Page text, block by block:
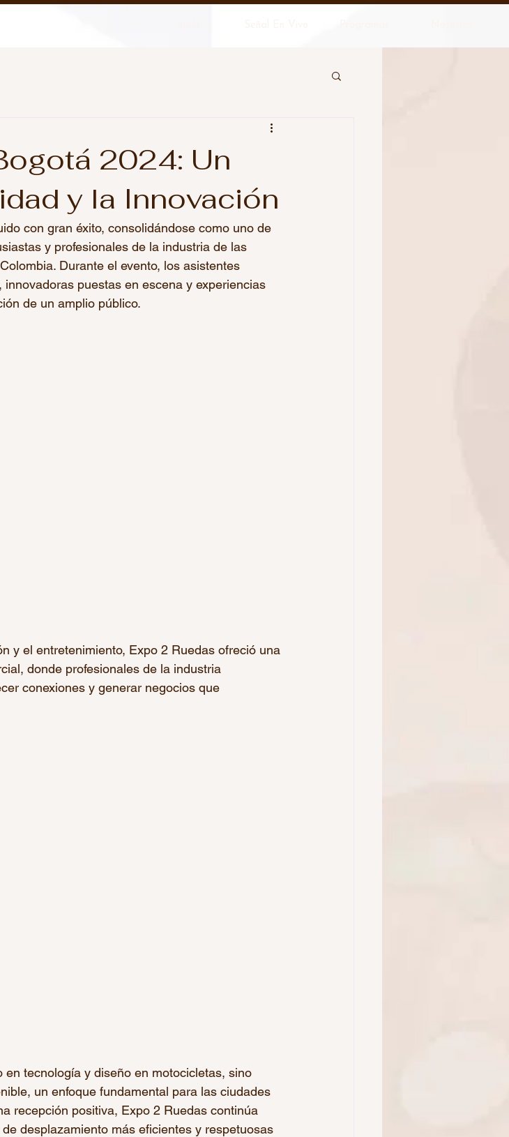
2024: Un
y la Innovación
con gran éxito, consolidándose como uno de
y profesionales de la industria de las
Durante el evento, los asistentes
puestas en escena y experiencias
de un amplio público.
y el entretenimiento, Expo 2 Ruedas ofreció una
donde profesionales de la industria
conexiones y generar negocios que
tecnología y diseño en motocicletas, sino
un enfoque fundamental para las ciudades
recepción positiva, Expo 2 Ruedas continúa
desplazamiento más eficientes y respetuosas